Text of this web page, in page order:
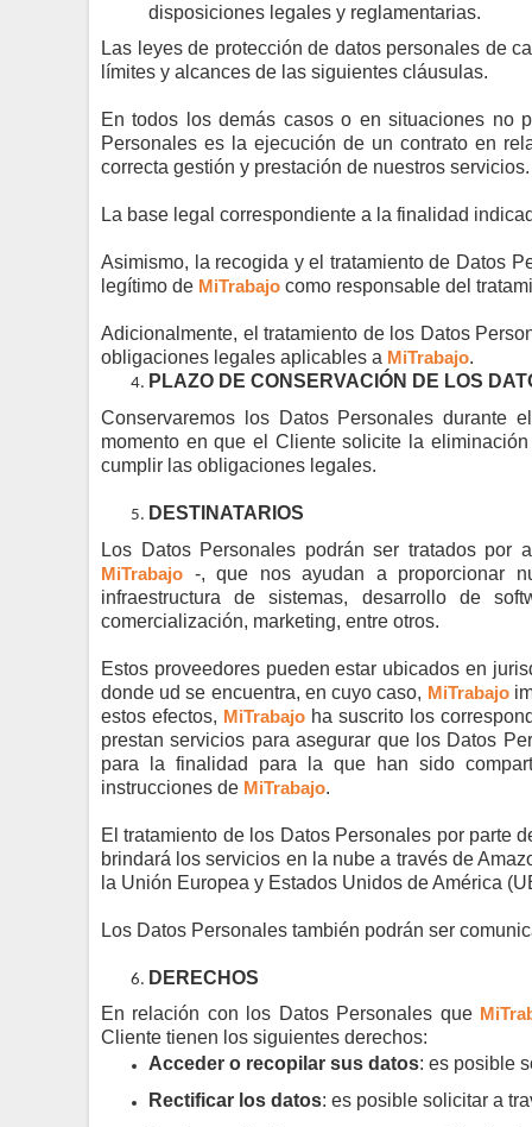
disposiciones legales y reglamentarias.
Las leyes de protección de datos personales de
límites y alcances de las siguientes cláusulas.
En todos los demás casos o en situaciones no
Personales es la ejecución de un contrato en
correcta gestión y prestación de nuestros servicios.
La base legal correspondiente a la finalidad
Asimismo, la recogida y el tratamiento de Datos
legítimo de MiTrabajo como responsable del
Adicionalmente, el tratamiento de los Datos
obligaciones legales aplicables a MiTrabajo.
PLAZO DE CONSERVACIÓN DE LOS
Conservaremos los Datos Personales
momento en que el Cliente solicite la
cumplir las obligaciones legales.
DESTINATARIOS
Los Datos Personales podrán ser tratados por
MiTrabajo -, que nos ayudan a proporcionar
infraestructura de sistemas, desarrollo de
comercialización, marketing, entre otros.
Estos proveedores pueden estar ubicados en
donde ud se encuentra, en cuyo caso, MiTrabajo
estos efectos, MiTrabajoha suscrito los
prestan servicios para asegurar que los Datos
para la finalidad para la que han sido
instrucciones de MiTrabajo.
El tratamiento de los Datos Personales por parte
brindará los servicios en la nube a través de
la Unión Europea y Estados Unidos de América
Los Datos Personales también podrán ser
DERECHOS
En relación con los Datos Personales que
Cliente tienen los siguientes derechos:
Acceder o recopilar sus datos: es posible
Rectificar los datos: es posible solicitar a